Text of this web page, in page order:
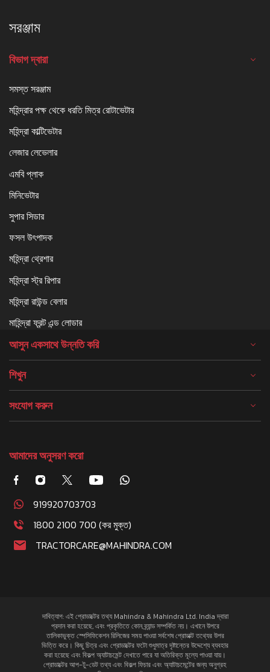
সরঞ্জাম
বিভাগ দ্বারা
সমস্ত সরঞ্জাম
মহিন্দ্রার পক্ষ থেকে ধরতি মিত্র রোটাভেটার
মহিন্দ্রা কাল্টিভেটার
লেজার লেভেলার
এমবি প্লাক
মিনিভেটার
সুপার সিডার
ফসল উৎপাদক
মহিন্দ্রা থ্রেশার
মহিন্দ্রা স্ট্র রিপার
মহিন্দ্রা রাউন্ড বেলার
মাহিন্দ্রা ফ্রন্ট এন্ড লোডার
আসুন একসাথে উন্নতি করি
শিখুন
সংযোগ করুন
আমাদের অনুসরণ করো
919920703703
1800 2100 700 (কর মুক্ত)
TRACTORCARE@MAHINDRA.COM
দাবিত্যাগ: এই প্রোডাক্টের তথ্য Mahindra & Mahindra Ltd. India দ্বারা
প্রদান করা হয়েছে, এবং প্রকৃতিতে কোন ব্র্যান্ড সম্পর্কিত নয়। এখানে উপরে
তালিকাভুক্ত স্পেসিফিকেশন রিলিজের সময় পাওয়া সর্বশেষ প্রোডাক্ট তথ্যের উপর
ভিত্তি করে। কিছু চিত্র এবং প্রোডাক্টের ফটো শুধুমাত্র দৃষ্টান্তের উদ্দেশ্যে ব্যবহার
করা হয়েছে এবং বিকল্প অ্যাটাচমেন্ট দেখাতে পারে যা অতিরিক্ত মূল্যে পাওয়া যায়।
প্রোডাক্টের আপ-টু-ডেট তথ্য এবং বিকল্প ফিচার এবং অ্যাটাচমেন্টের জন্য অনুগ্রহ